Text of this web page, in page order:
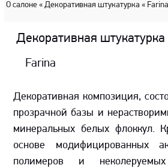
О салоне « Декоративная штукатурка « Farina
Декоративная штукатурка
Farina
Декоративная композиция,
прозрачной базы и
минеральных белых флоккул.
основе модифицированных
полимеров и